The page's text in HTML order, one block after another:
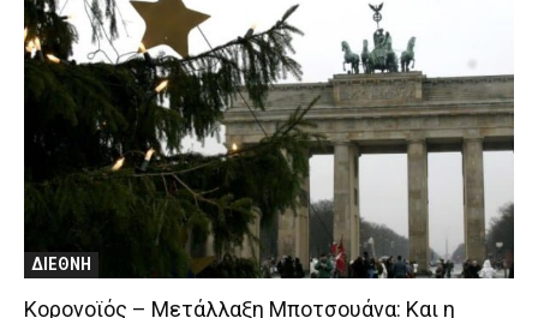
ΔΙΕΘΝΗ
Κορονοϊός – Μετάλλαξη Μποτσουάνα: Και η